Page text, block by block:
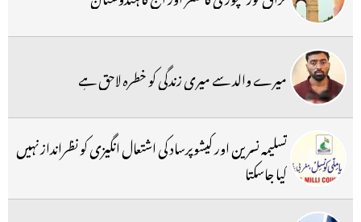
میرے والد سے میری زندگی کو خطرہ لاحق ہے
تسلیمہ نسرین اور کیشوپرساد کی اشتعال انگیزی کو نظرانداز نہیں
کیا جاسکتا